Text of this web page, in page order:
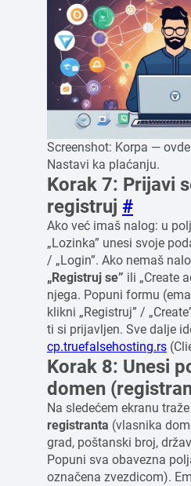
Screenshot: Korpa —
Nastavi ka plaćanju.
Korak 7: Prijavi
registruj #
Ako već imaš nalog: u
„Lozinka” unesi svoje
/ „Login”. Ako nemaš
„Registruj se” ili „Create
njega. Popuni formu
klikni „Registruj” /
ti si prijavljen. Sve dalje
cp.truefalsehosting.rs
Korak 8: Unesi
domen
Na sledećem ekranu
registranta (vlasnika
grad, poštanski broj,
Popuni sva obavezna
označena zvezdicom).